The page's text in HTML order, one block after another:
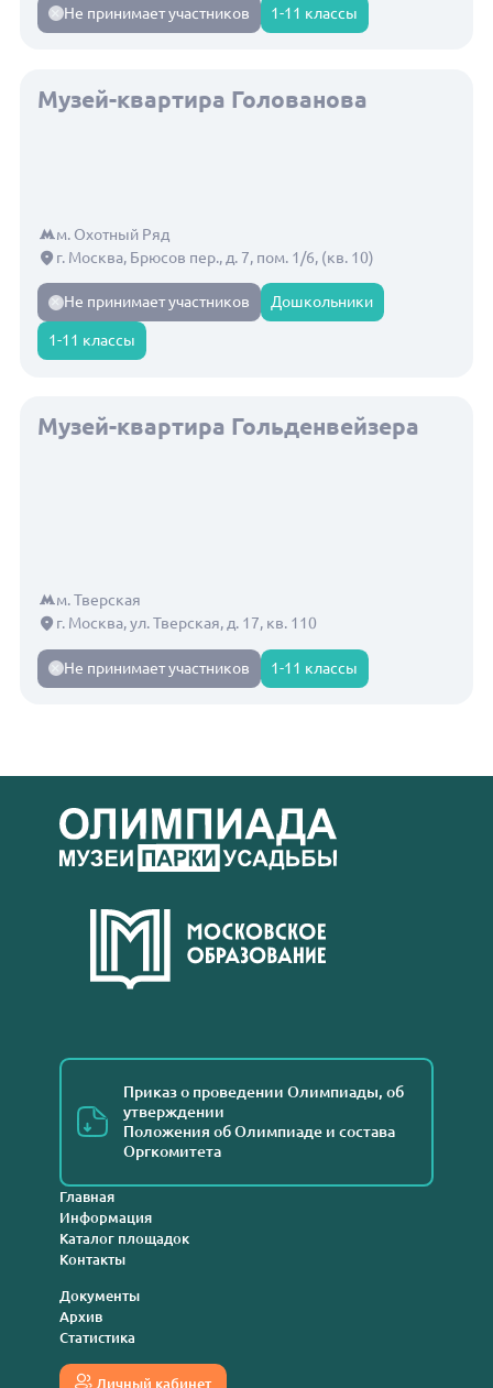
Не принимает участников 1-11 классы
Музей-квартира Голованова
м. Охотный Ряд
г. Москва, Брюсов пер., д. 7, пом. 1/6, (кв. 10)
Не принимает участников Дошкольники
1-11 классы
Музей-квартира Гольденвейзера
м. Тверская
г. Москва, ул. Тверская, д. 17, кв. 110
Не принимает участников 1-11 классы
Приказ о проведении Олимпиады, об
утверждении
Положения об Олимпиаде и состава
Оргкомитета
Главная
Информация
Каталог площадок
Контакты
Документы
Архив
Статистика
Личный кабинет